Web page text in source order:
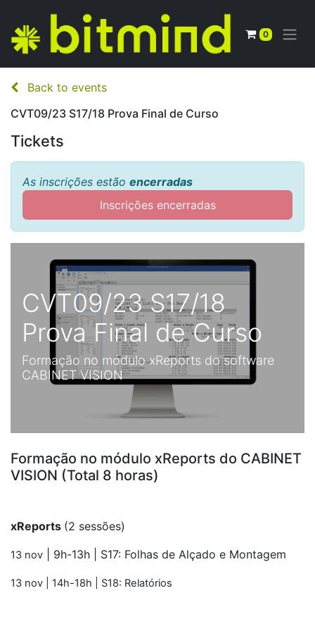
0
Back to events
CVT09/23 S17/18 Prova Final de Curso
Tickets
As inscrições estão encerradas
Inscrições encerradas
CVT09/23 S17/18
Prova Final de Curso
Formação no módulo xReports do software
CABINET VISION
Formação no módulo xReports do CABINET
VISION (Total 8 horas)
xReports (2 sessões)
13 nov | 9h-13h | S17: Folhas de Alçado e Montagem
13 nov | 14h-18h | S18: Relatórios